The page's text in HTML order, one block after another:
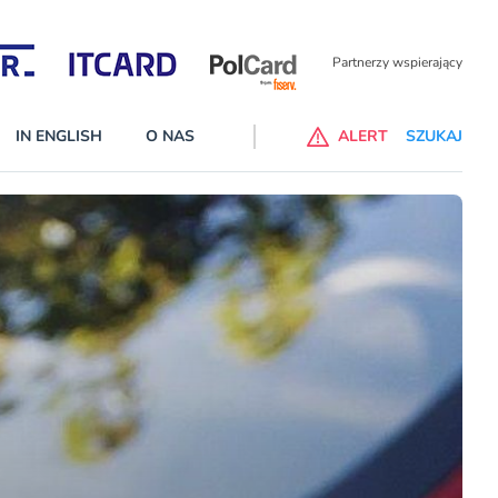
Partnerzy wspierający
do ChataGPT Go dla klientów Revoluta. Nowy benefit we
– Standard i Plus – z usługi będzie można korzsytać za
IN ENGLISH O NAS ALERT SZUKAJ